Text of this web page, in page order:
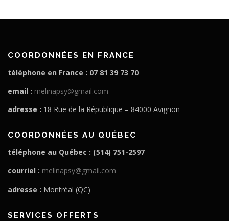
COORDONNÉES EN FRANCE
téléphone en France : 07 81 39 73 70
email : melinapsy@gmail.com
adresse : 18 Rue de la République – 84000 Avignon
COORDONNÉES AU QUÉBEC
téléphone au Québec : (514) 751-2597
courriel : melinapsy@gmail.com
adresse : Montréal (QC)
SERVICES OFFERTS